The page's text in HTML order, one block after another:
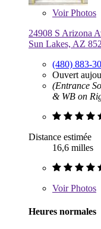
VoirPhotos
24908 S Arizona
Sun Lakes, AZ
(480) 883-
Ouvert
(Entrance
& WB on
Distance estimée
16,6 milles
VoirPhotos
Heures normales